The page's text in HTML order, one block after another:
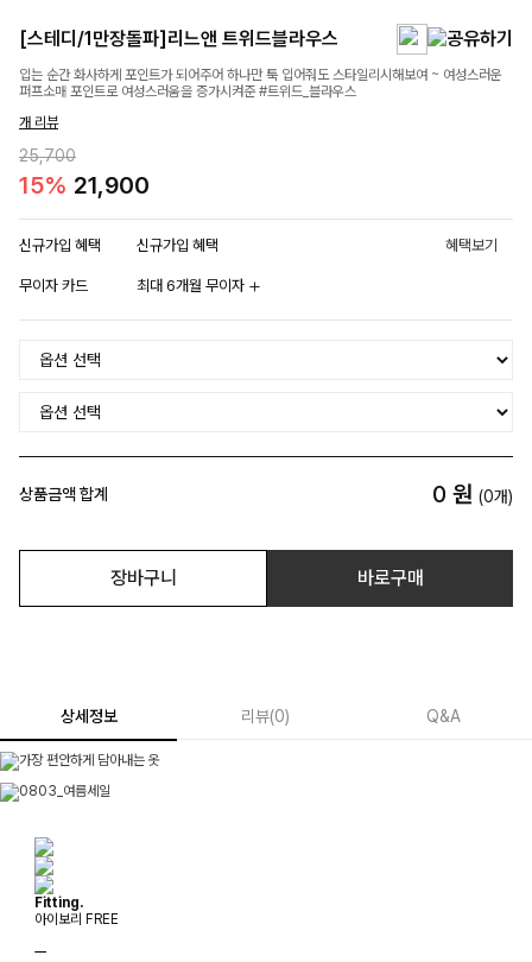
[스테디/1만장돌파]리느앤 트위드블라우스
입는 순간 화사하게 포인트가 되어주어 하나만 툭 입어줘도 스타일리시해보여 ~ 여성스러운
퍼프소매 포인트로 여성스러움을 증가시켜준 #트위드_블라우스
개 리뷰
25,700
15% 21,900
신규가입 혜택 신규가입 혜택 혜택보기
무이자 카드 최대 6개월 무이자
상품금액 합계 0 원 (0개)
장바구니 바로구매
상세정보 리뷰(0) Q&A
Fitting.
아이보리 FREE
ㅡ